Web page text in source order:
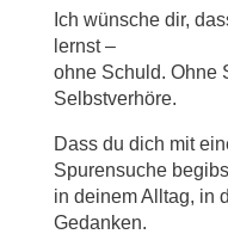
Ich wünsche dir,
lernst –
ohne Schuld. Ohne
Selbstverhöre.
Dass du dich mit
Spurensuche
in deinem Alltag, in
Gedanken.